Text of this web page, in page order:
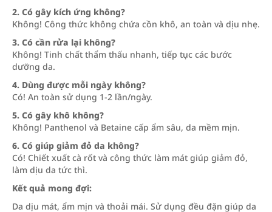
2. Có gây kích ứng không?
Không! Công thức không chứa cồn khô, an toàn và dịu nhẹ.
3. Có cần rửa lại không?
Không! Tinh chất thẩm thấu nhanh, tiếp tục các bước
dưỡng da.
4. Dùng được mỗi ngày không?
Có! An toàn sử dụng 1-2 lần/ngày.
5. Có gây khô không?
Không! Panthenol và Betaine cấp ẩm sâu, da mềm mịn.
6. Có giúp giảm đỏ da không?
Có! Chiết xuất cà rốt và công thức làm mát giúp giảm đỏ,
làm dịu da tức thì.
Kết quả mong đợi:
Da dịu mát, ẩm mịn và thoải mái. Sử dụng đều đặn giúp da